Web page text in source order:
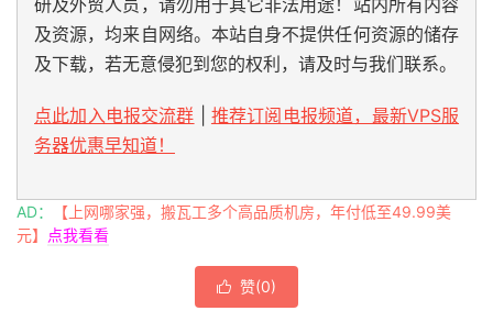
及资源，均来自网络。本站自身不提供任何资源的储存
及下载，若无意侵犯到您的权利，请及时与我们联系。
点此加入电报交流群
推荐订阅电报频道，最新VPS服
务器优惠早知道！
AD：
【上网哪家强，搬瓦工多个高品质机房，年付低至49.99美
元】
点我看看
 赞(0)